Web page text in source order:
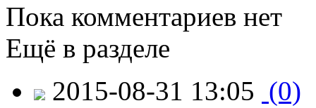
Пока комментариев нет
Ещё в разделе
2015-08-31 13:05 (0)